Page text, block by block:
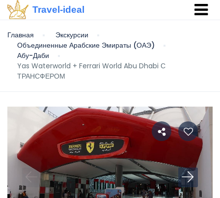
Travel-ideal
Главная
Экскурсии
Объединенные Арабские Эмираты (ОАЭ)
Абу-Даби
Yas Waterworld + Ferrari World Abu Dhabi С
ТРАНСФЕРОМ